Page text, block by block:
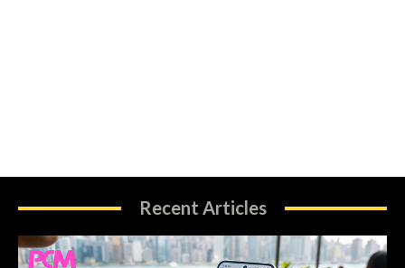
Recent Articles